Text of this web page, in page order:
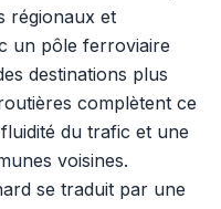
régionaux et
un pôle ferroviaire
destinations plus
complètent ce
du trafic et une
voisines.
se traduit par une